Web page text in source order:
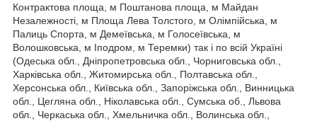
Контрактова площа, м Поштанова площа, м Майдан
Незалежності, м Площа Лева Толстого, м Олімпійська, м
Палиць Спорта, м Демеївська, м Голосеївська, м
Волошковська, м Іподром, м Теремки) так і по всій Україні
(Одеська обл., Дніпропетровська обл., Чорниговська обл.,
Харківська обл., Житомирська обл., Полтавська обл.,
Херсонська обл., Київська обл., Запоріжська обл., Винницька
обл., Цегляна обл., Ніколавська обл., Сумська об., Львова
обл., Черкаська обл., Хмельничка обл., Волинська обл.,